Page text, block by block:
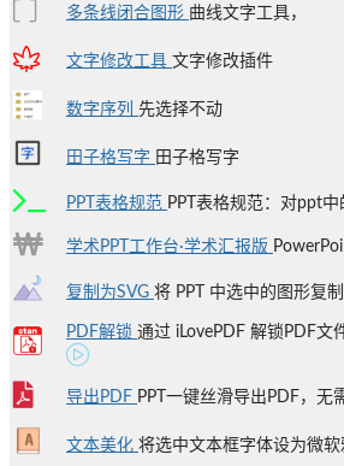
多条线闭合图形 曲线文字工具，
文字修改工具 文字修改插件
数字序列 先选择不动
田子格写字 田子格写字
PPT表格规范 PPT表格规范：对ppt
学术PPT工作台·学术汇报版
复制为SVG 将 PPT 中选中的图形复
PDF解锁 通过 iLovePDF 解锁PDF文
导出PDF PPT一键丝滑导出PDF，无
文本美化 将选中文本框字体设为微